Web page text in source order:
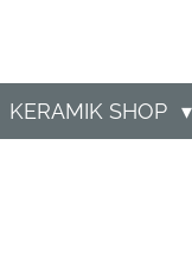
KERAMIK SHOP